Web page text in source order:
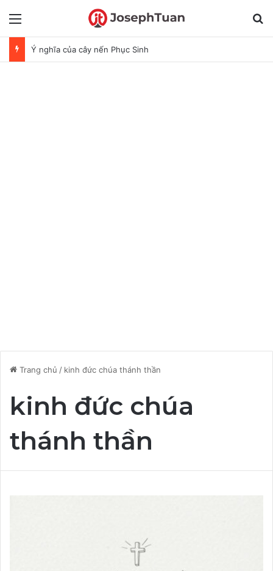
Ý nghĩa của cây nến Phục Sinh
Trang chủ / kinh đức chúa thánh thần
kinh đức chúa
thánh thần